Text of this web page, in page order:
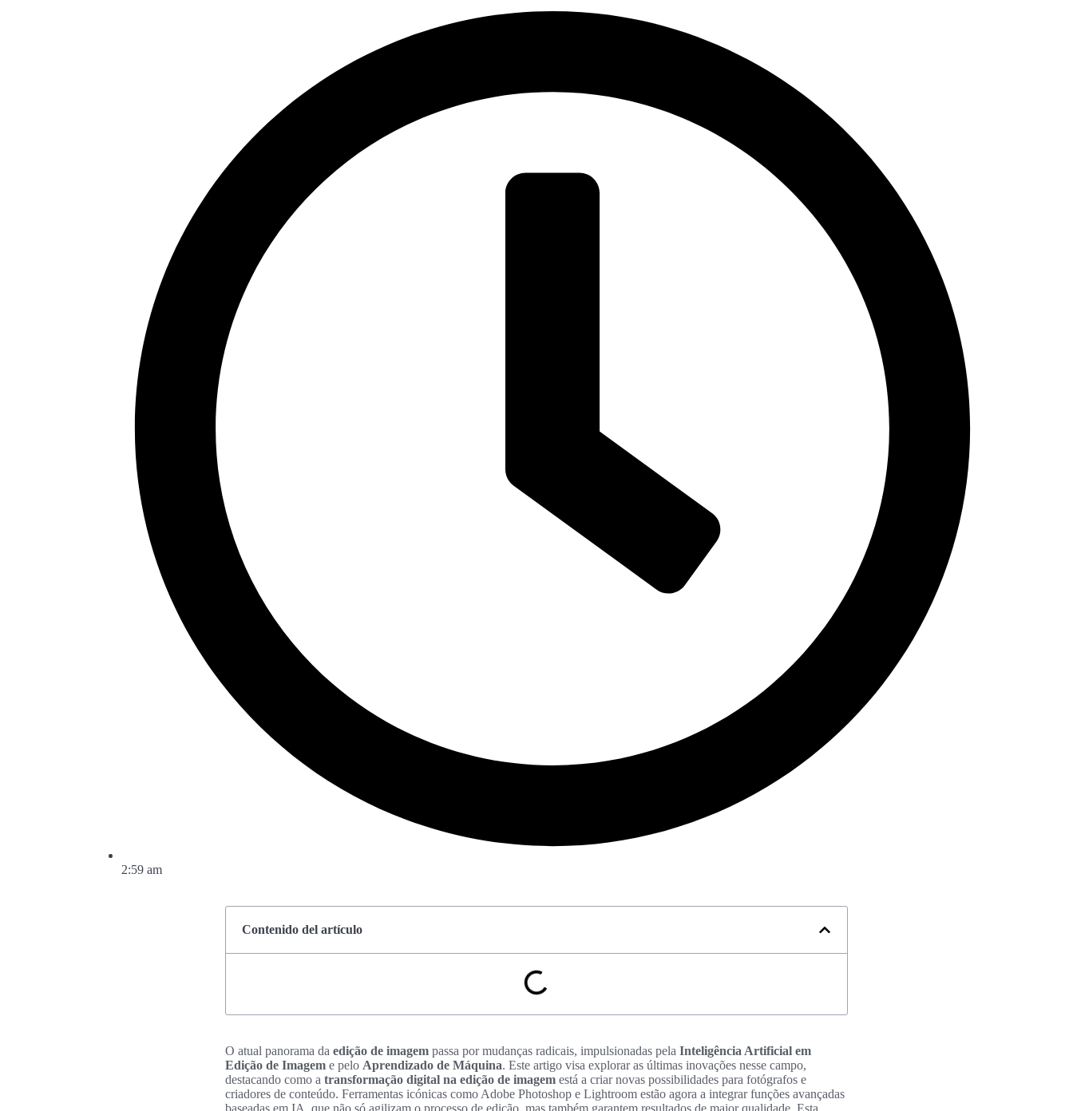
2:59 am
Contenido del artículo
O atual panorama da edição de imagem passa por mudanças radicais, impulsionadas pela Inteligência Artificial em
Edição de Imagem e pelo Aprendizado de Máquina. Este artigo visa explorar as últimas inovações nesse campo,
destacando como a transformação digital na edição de imagem está a criar novas possibilidades para fotógrafos e
criadores de conteúdo. Ferramentas icónicas como Adobe Photoshop e Lightroom estão agora a integrar funções avançadas